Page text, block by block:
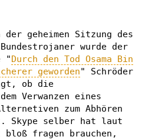
geheimen Sitzung des
Bundestrojaner wurde der
"Durch den Tod Osama Bin
geworden" Schröder
ob die
Verwanzen eines
zum Abhören
Skype selber hat laut
fragen brauchen,